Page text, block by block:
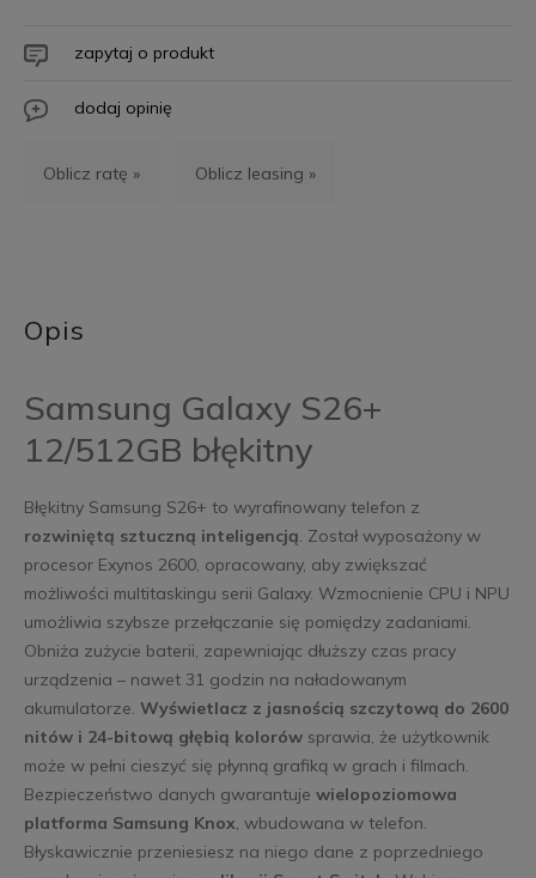
zapytaj o produkt
dodaj opinię
Oblicz ratę » Oblicz leasing »
Opis
Samsung Galaxy S26+
12/512GB błękitny
Błękitny Samsung S26+ to wyrafinowany telefon z
rozwiniętą sztuczną inteligencją. Został wyposażony w
procesor Exynos 2600, opracowany, aby zwiększać
możliwości multitaskingu serii Galaxy. Wzmocnienie CPU i NPU
umożliwia szybsze przełączanie się pomiędzy zadaniami.
Obniża zużycie baterii, zapewniając dłuższy czas pracy
urządzenia – nawet 31 godzin na naładowanym
akumulatorze. Wyświetlacz z jasnością szczytową do 2600
nitów i 24-bitową głębią kolorówsprawia, że użytkownik
może w pełni cieszyć się płynną grafiką w grach i filmach.
Bezpieczeństwo danych gwarantuje wielopoziomowa
platforma Samsung Knox, wbudowana w telefon.
Błyskawicznie przeniesiesz na niego dane z poprzedniego